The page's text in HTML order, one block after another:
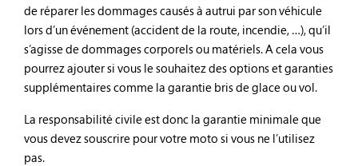
de réparer les dommages causés à autrui par son véhicule
lors d’un événement (accident de la route, incendie, …), qu’il
s’agisse de dommages corporels ou matériels. A cela vous
pourrez ajouter si vous le souhaitez des options et garanties
supplémentaires comme la garantie bris de glace ou vol.
La responsabilité civile est donc la garantie minimale que
vous devez souscrire pour votre moto si vous ne l’utilisez
pas.